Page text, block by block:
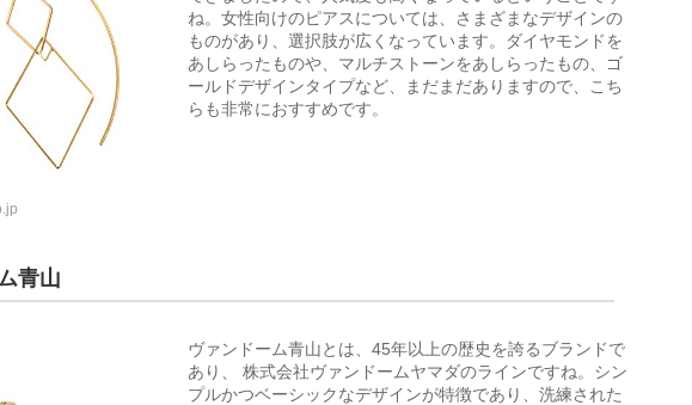
ね。女性向けのピアスについては、さまざまなデザインの
ものがあり、選択肢が広くなっています。ダイヤモンドを
あしらったものや、マルチストーンをあしらったもの、ゴ
ールドデザインタイプなど、まだまだありますので、こち
らも非常におすすめです。
青山
ヴァンドーム青山とは、45年以上の歴史を誇るブランドで
あり、 株式会社ヴァンドームヤマダのラインですね。シン
プルかつベーシックなデザインが特徴であり、洗練された